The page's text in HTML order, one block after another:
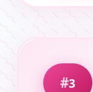
3